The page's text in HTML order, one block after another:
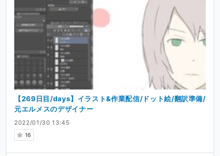
2022/01/30 13:45
16
【269日目/days】イラスト&作業配信/ドット絵/翻訳準備/
元エルメスのデザイナー